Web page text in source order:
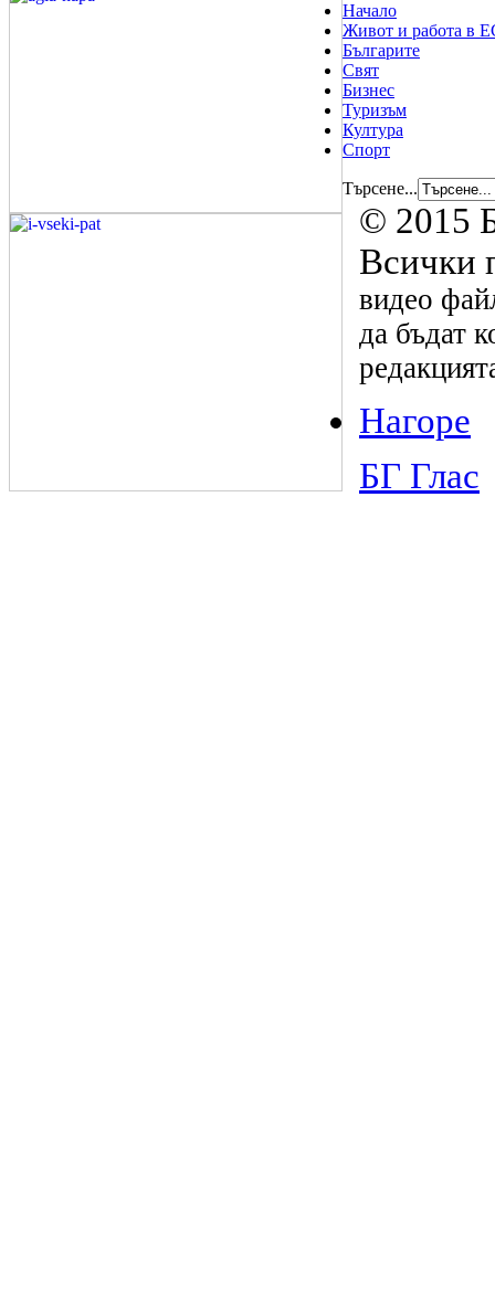
Начало
Живот и работа в
Българите
Свят
Бизнес
Туризъм
Култура
Спорт
Търсене...
© 2015
Всички
видео
да бъдат
Нагоре
БГ Глас